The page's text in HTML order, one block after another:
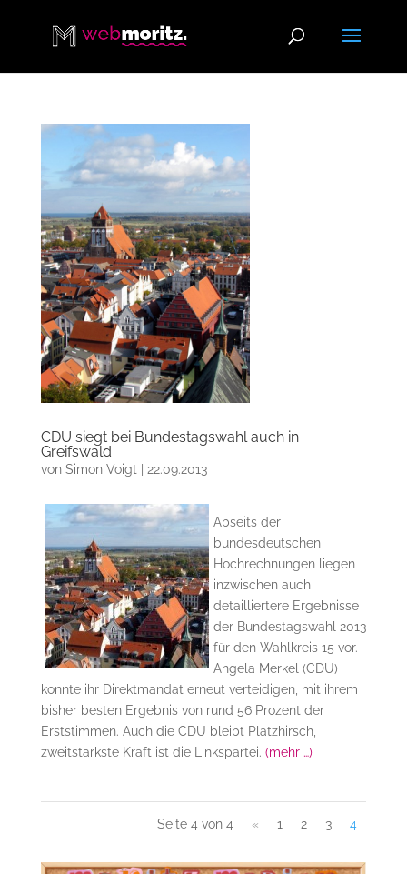
CDU siegt bei Bundestagswahl auch in
Greifswald
von Simon Voigt 22.09.2013
Abseits der
bundesdeutschen
Hochrechnungen liegen
inzwischen auch
detailliertere Ergebnisse
der Bundestagswahl 2013
für den Wahlkreis 15 vor.
Angela Merkel (CDU)
konnte ihr Direktmandat erneut verteidigen, mit ihrem
bisher besten Ergebnis von rund 56 Prozent der
Erststimmen. Auch die CDU bleibt Platzhirsch,
zweitstärkste Kraft ist die Linkspartei. (mehr …)
Seite 4 von 4 « 1 2 3 4